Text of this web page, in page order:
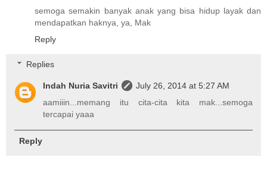
semoga semakin banyak anak yang bisa hidup layak dan
mendapatkan haknya, ya, Mak
Reply
Replies
Indah Nuria Savitri
July 26, 2014 at 5:27 AM
aamiiin...memang itu cita-cita kita mak...semoga
tercapai yaaa
Reply